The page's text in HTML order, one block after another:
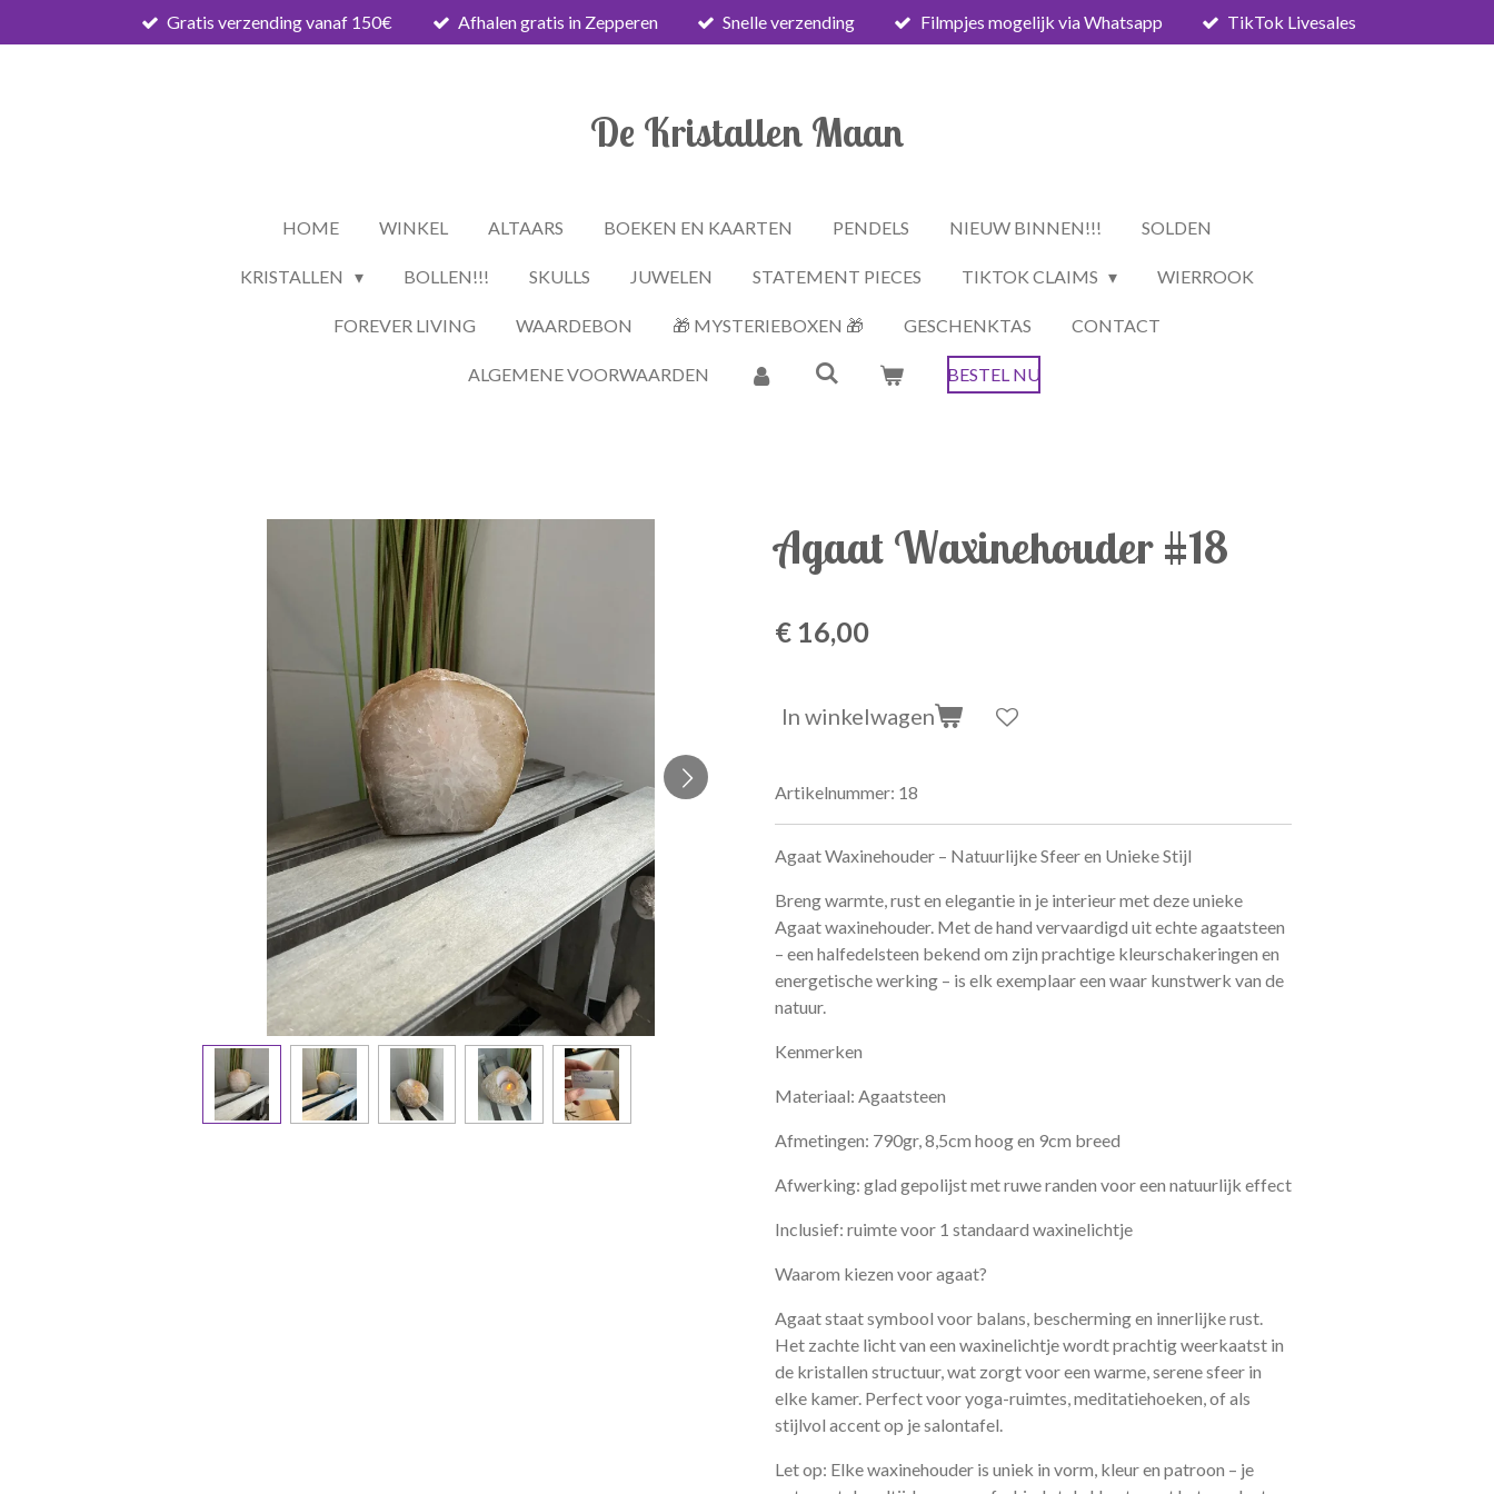
direct
Gratis verzending vanaf 150€ Afhalen gratis in Zepperen Snelle verzending Filmpjes mogelijk via Whatsapp TikTok Livesales
De Kristallen Maan
HOME WINKEL ALTAARS BOEKEN EN KAARTEN PENDELS NIEUW BINNEN!!! SOLDEN
KRISTALLEN BOLLEN!!! SKULLS JUWELEN STATEMENT PIECES TIKTOK CLAIMS WIERROOK
FOREVER LIVING WAARDEBON 🎁 MYSTERIEBOXEN 🎁 GESCHENKTAS CONTACT
ALGEMENE VOORWAARDEN BESTEL NU
Agaat Waxinehouder #18
€ 16,00
In winkelwagen
Artikelnummer: 18
Agaat Waxinehouder – Natuurlijke Sfeer en Unieke Stijl
Breng warmte, rust en elegantie in je interieur met deze unieke
Agaat waxinehouder. Met de hand vervaardigd uit echte agaatsteen
– een halfedelsteen bekend om zijn prachtige kleurschakeringen en
energetische werking – is elk exemplaar een waar kunstwerk van de
natuur.
Kenmerken
Materiaal: Agaatsteen
Afmetingen: 790gr, 8,5cm hoog en 9cm breed
Afwerking: glad gepolijst met ruwe randen voor een natuurlijk effect
Inclusief: ruimte voor 1 standaard waxinelichtje
Waarom kiezen voor agaat?
Agaat staat symbool voor balans, bescherming en innerlijke rust.
Het zachte licht van een waxinelichtje wordt prachtig weerkaatst in
de kristallen structuur, wat zorgt voor een warme, serene sfeer in
elke kamer. Perfect voor yoga-ruimtes, meditatiehoeken, of als
stijlvol accent op je salontafel.
Let op: Elke waxinehouder is uniek in vorm, kleur en patroon – je